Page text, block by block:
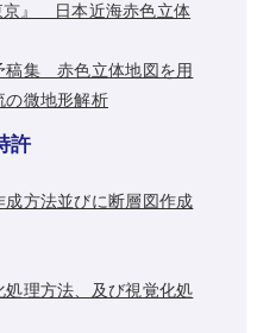
京』 日本近海赤色立体
稿集 赤色立体地図を用
の微地形解析
許
方法並びに断層図作成
理方法、及び視覚化処